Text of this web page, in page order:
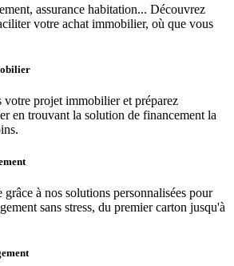
assurance habitation... Découvrez
votre achat immobilier, où que vous
votre projet immobilier et préparez
en trouvant la solution de financement la
à nos solutions personnalisées pour
sans stress, du premier carton jusqu'à